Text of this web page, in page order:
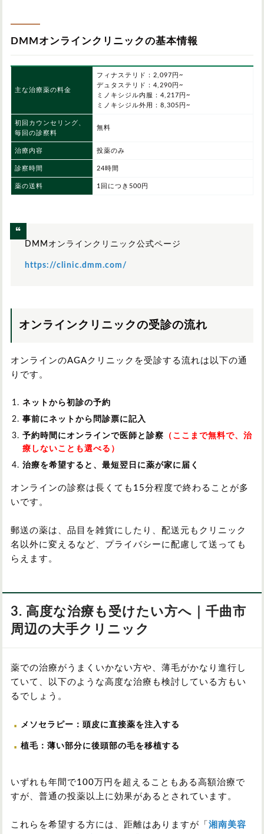
DMMオンラインクリニックの基本情報
主な治療薬の料金
フィナステリド：2,097円~
デュタステリド：4,290円~
ミノキシジル内服：4,217円~
ミノキシジル外用：8,305円~
初回カウンセリング、
毎回の診察料
無料
治療内容 投薬のみ
診察時間 24時間
薬の送料 1回につき500円
DMMオンラインクリニック公式ページ
https://clinic.dmm.com/
オンラインクリニックの受診の流れ
オンラインのAGAクリニックを受診する流れは以下の通
りです。
ネットから初診の予約
事前にネットから問診票に記入
予約時間にオンラインで医師と診察 （ここまで無料で、治
療しないことも選べる）
治療を希望すると、最短翌日に薬が家に届く
オンラインの診察は長くても15分程度で終わることが多
いです。
郵送の薬は、品目を雑貨にしたり、配送元もクリニック
名以外に変えるなど、プライバシーに配慮して送っても
らえます。
3. 高度な治療も受けたい方へ｜千曲市
周辺の大手クリニック
薬での治療がうまくいかない方や、薄毛がかなり進行し
ていて、以下のような高度な治療も検討している方もい
るでしょう。
メソセラピー：頭皮に直接薬を注入する
植毛：薄い部分に後頭部の毛を移植する
いずれも年間で100万円を超えることもある高額治療で
すが、普通の投薬以上に効果があるとされています。
これらを希望する方には、距離はありますが「 湘南美容